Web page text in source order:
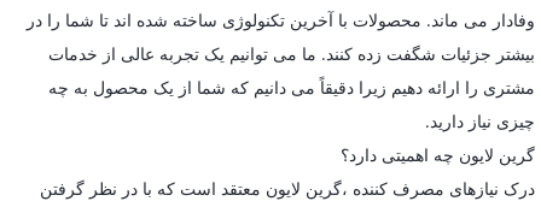
وفادار می ماند. محصولات با آخرین تکنولوژی ساخته شده اند تا شما را در
بیشتر جزئیات شگفت زده کنند. ما می توانیم یک تجربه عالی از خدمات
مشتری را ارائه دهیم زیرا دقیقاً می دانیم که شما از یک محصول به چه
چیزی نیاز دارید.
گرین لایون چه اهمیتی دارد؟
درک نیازهای مصرف کننده ،گرین لایون معتقد است که با در نظر گرفتن